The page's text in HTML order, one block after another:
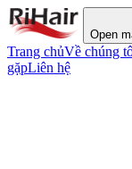
Open
Trang chủVề chúng
gặpLiên hệ